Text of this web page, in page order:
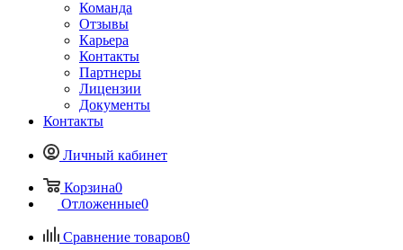
Команда
Отзывы
Карьера
Контакты
Партнеры
Лицензии
Документы
Контакты
Личный кабинет
Корзина0
Отложенные0
Сравнение товаров0